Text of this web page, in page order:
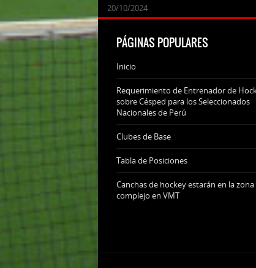
24/09/2025
07/11/2024
20/10/2024
20/10/2024
PÁGINAS POPULARES
Inicio
Requerimiento de Entrenador de
sobre Césped para los Seleccionados
Nacionales de Perú
Clubes de Base
Tabla de Posiciones
Canchas de hockey estarán en la
complejo en VMT